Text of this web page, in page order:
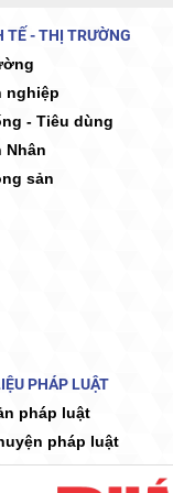
TẾ - THỊ TRƯỜNG
nghiệp
- Tiêu dùng
Nhân
sản
PHÁP LUẬT
pháp luật
pháp luật